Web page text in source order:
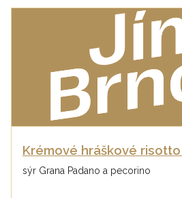
Krémové hráškové
sýr Grana Padano a pecorino